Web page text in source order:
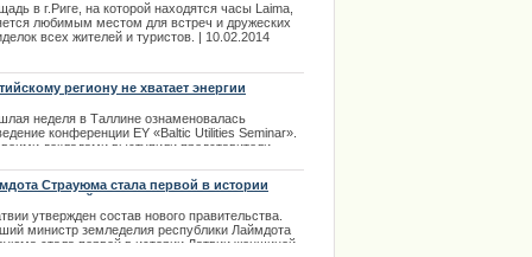
в г.Риге, на которой находятся часы Laima,
любимым местом для встреч и дружеских
всех жителей и туристов. | 10.02.2014
региону не хватает энергии
неделя в Таллине ознаменовалась
конференции EY «Baltic Utilities Seminar».
докладами выступили представители
Латвии, Эстонии и Литвы.
Страуюма стала первой в истории
женщиной-премьером
утвержден состав нового правительства.
министр земледелия республики Лаймдота
стала первой в истории Латвии женщиной-